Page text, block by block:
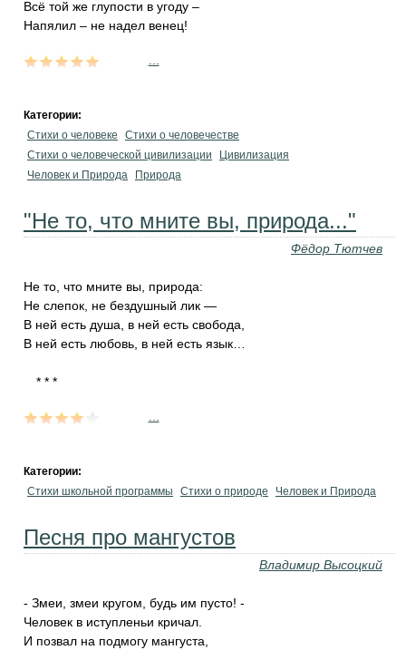
Всё той же глупости в угоду –
Напялил – не надел венец!
Категории:
Стихи о человеке
Стихи о человечестве
Стихи о человеческой цивилизации
Цивилизация
Человек и Природа
Природа
"Не то, что мните вы, природа..."
Фёдор Тютчев
Не то, что мните вы, природа:
Не слепок, не бездушный лик —
В ней есть душа, в ней есть свобода,
В ней есть любовь, в ней есть язык…
Категории:
Стихи школьной программы
Стихи о природе Человек и Природа
Песня про мангустов
Владимир Высоцкий
- Змеи, змеи кругом, будь им пусто! -
Человек в иступленьи кричал.
И позвал на подмогу мангуста,